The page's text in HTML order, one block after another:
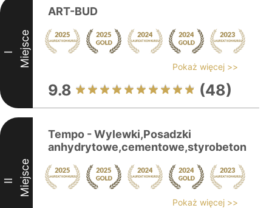
I Miejsce
ART-BUD
Pokaż więcej >>
9.8 (48)
II Miejsce
Tempo - Wylewki,Posadzki
anhydrytowe,cementowe,styrobeton
Pokaż więcej >>